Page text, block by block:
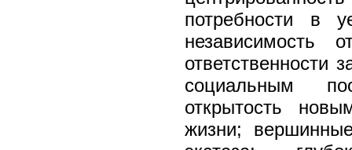
потребности в
независимость
ответственности
социальным
открытость
жизни;